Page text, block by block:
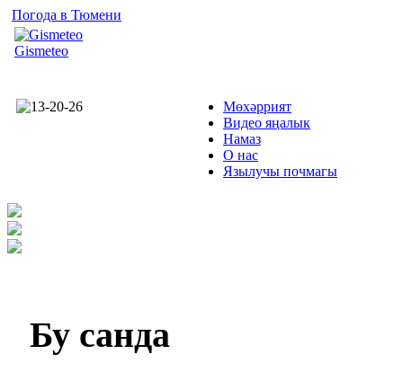
Погода в Тюмени
Gismeteo
Мөхәррият
Видео яңалык
Намаз
О нас
Язылучы почмагы
Бу санда